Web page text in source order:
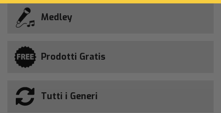
Medley
Prodotti Gratis
Tutti i Generi